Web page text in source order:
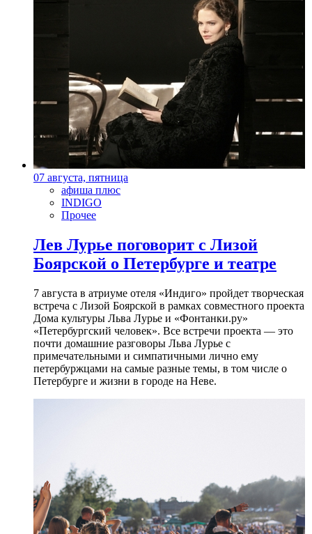
07 августа, пятница
афиша плюс
INDIGO
Прочее
Лев Лурье поговорит с Лизой
Боярской о Петербурге и театре
7 августа в атриуме отеля «Индиго» пройдет творческая
встреча с Лизой Боярской в рамках совместного проекта
Дома культуры Льва Лурье и «Фонтанки.ру»
«Петербургский человек». Все встречи проекта — это
почти домашние разговоры Льва Лурье с
примечательными и симпатичными лично ему
петербуржцами на самые разные темы, в том числе о
Петербурге и жизни в городе на Неве.